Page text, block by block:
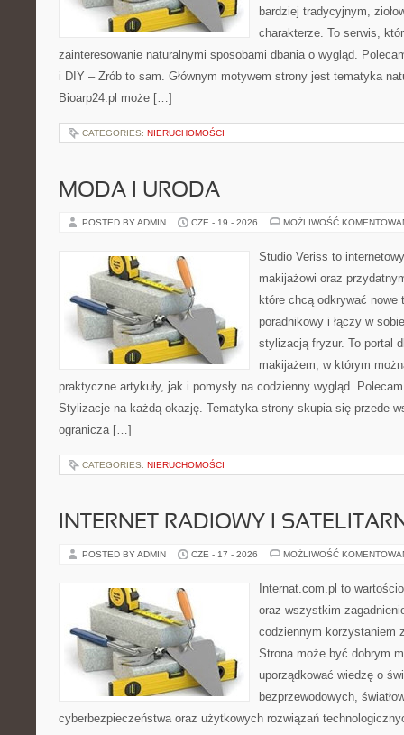
bardziej tradycyjnym,
charakterze. To serwis,
zainteresowanie naturalnymi sposobami dbania o wygląd.
i DIY – Zrób to sam. Głównym motywem strony jest tematyka
Bioarp24.pl może […]
CATEGORIES: NIERUCHOMOŚCI
MODA I URODA
POSTED BY ADMIN CZE - 19 - 2026 MOŻLIWOŚĆ
Studio Veriss to
makijażowi oraz
które chcą odkrywać nowe
poradnikowy i łączy w
stylizacją fryzur. To portal
makijażem, w którym
praktyczne artykuły, jak i pomysły na codzienny wygląd.
Stylizacje na każdą okazję. Tematyka strony skupia się przede
ogranicza […]
CATEGORIES: NIERUCHOMOŚCI
INTERNET RADIOWY I
POSTED BY ADMIN CZE - 17 - 2026 MOŻLIWOŚĆ
Internat.com.pl to
oraz wszystkim
codziennym korzystaniem
Strona może być dobrym
uporządkować wiedzę o
bezprzewodowych,
cyberbezpieczeństwa oraz użytkowych rozwiązań